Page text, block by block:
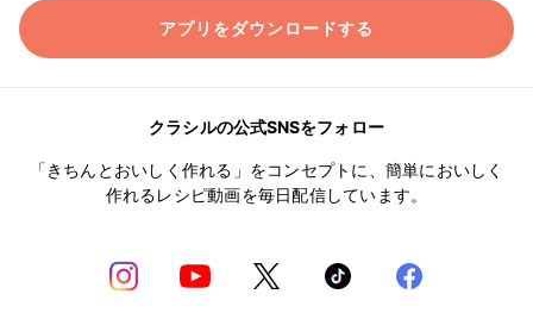
アプリをダウンロードする
クラシルの公式SNSをフォロー
「きちんとおいしく作れる」をコンセプトに、簡単においしく
作れるレシピ動画を毎日配信しています。